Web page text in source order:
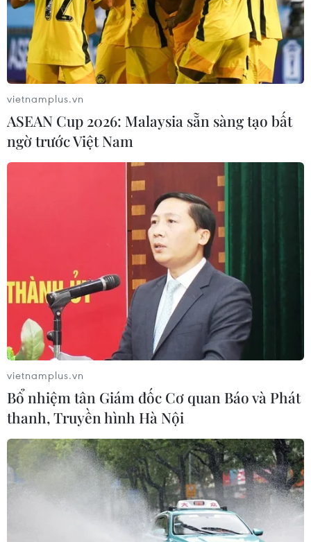
vietnamplus.vn
ASEAN Cup 2026: Malaysia sẵn sàng tạo bất
ngờ trước Việt Nam
vietnamplus.vn
Bổ nhiệm tân Giám đốc Cơ quan Báo và Phát
thanh, Truyền hình Hà Nội